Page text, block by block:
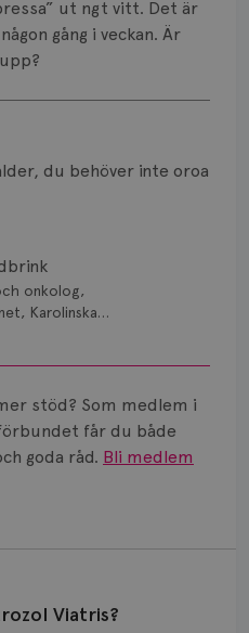
ut ngt vitt. Det är
gång i veckan. Är
du behöver inte oroa
onkolog,
Karolinska
stöd? Som medlem i
får du både
goda råd. Bli medlem
Viatris?